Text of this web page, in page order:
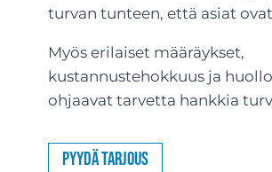
turvan tunteen, että asiat
Myös erilaiset määräykset,
kustannustehokkuus ja
ohjaavat tarvetta hankkia
Pyydä tarjous